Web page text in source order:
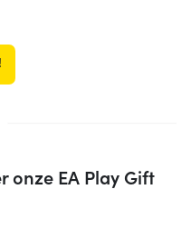
onze EA Play Gift